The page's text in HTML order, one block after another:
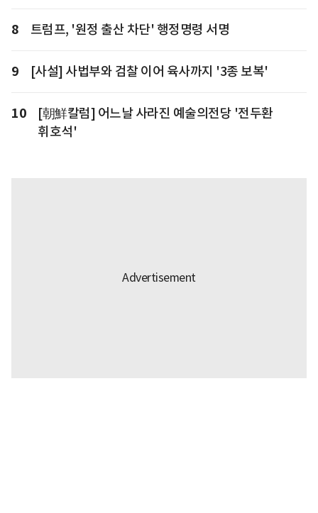
8 트럼프, '원정 출산 차단' 행정명령 서명
9 [사설] 사법부와 검찰 이어 육사까지 '3종 보복'
10
[朝鮮칼럼] 어느날 사라진 예술의전당 '전두환
휘호석'